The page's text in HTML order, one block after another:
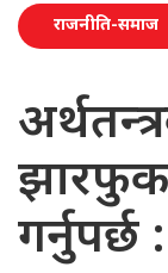
राजनीति-समाज
गर्नुपर्छ